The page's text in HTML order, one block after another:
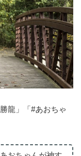
龍」「#あおちゃ